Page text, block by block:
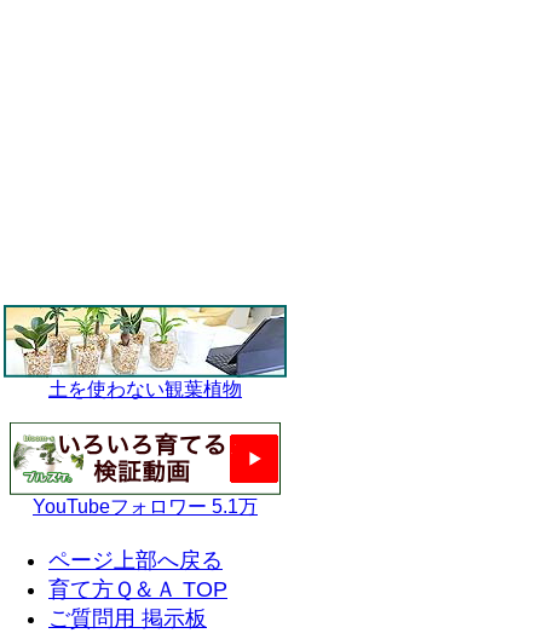
土を使わない観葉植物
YouTubeフォロワー 5.1万
ページ上部へ戻る
育て方Ｑ＆Ａ TOP
ご質問用 掲示板